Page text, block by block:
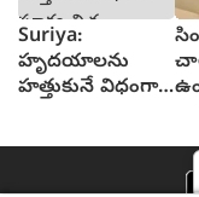
Suriya:
హృదయాలను
హత్తుకునే విధంగా